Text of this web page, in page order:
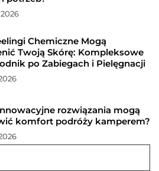
Chemiczne Mogą
Twoją Skórę: Kompleksowe
po Zabiegach i Pielęgnacji
rozwiązania mogą
komfort podróży kamperem?